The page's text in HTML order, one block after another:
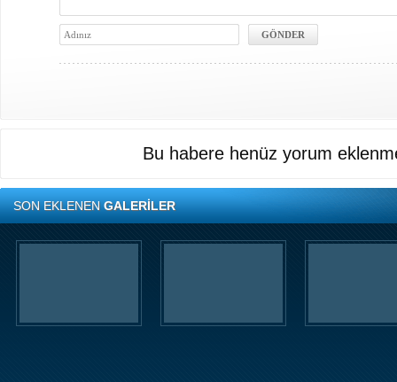
Bu habere henüz yorum
SON EKLENENGALERİLER